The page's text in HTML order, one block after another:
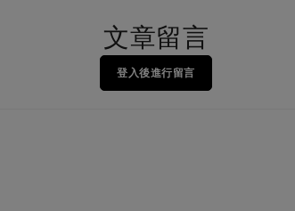
文章留言
登入後進行留言